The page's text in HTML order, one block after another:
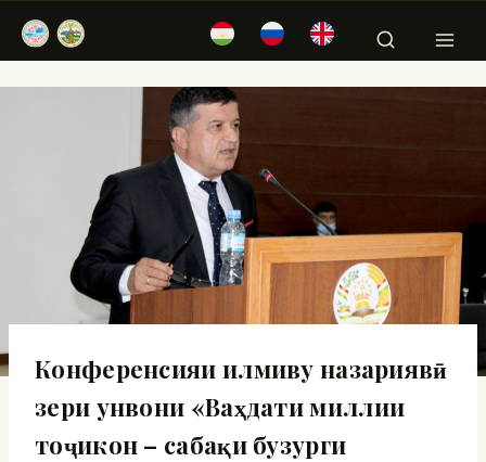
Конференсияи илмиву назариявӣ
зери унвони «Ваҳдати миллии
тоҷикон – сабақи бузурги